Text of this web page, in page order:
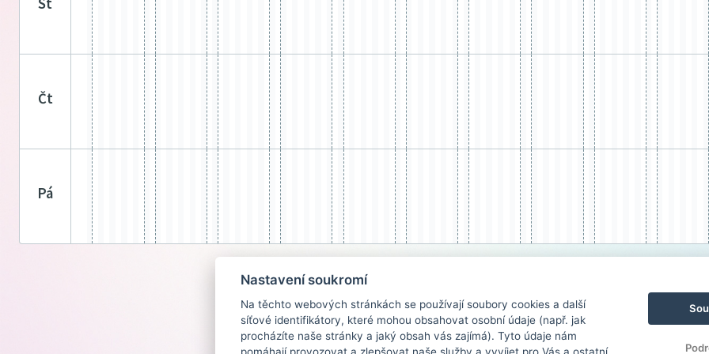
st
čt
pá
Nastavení soukromí
Na těchto webových stránkách se používají soubory cookies a další
síťové identifikátory, které mohou obsahovat osobní údaje (např. jak
procházíte naše stránky a jaký obsah vás zajímá). Tyto údaje nám